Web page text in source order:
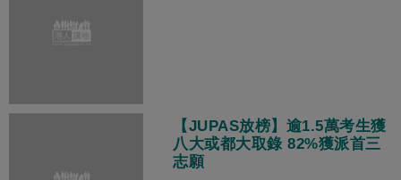
【JUPAS放榜】逾1.5萬考生獲
八大或都大取錄 82%獲派首三
志願